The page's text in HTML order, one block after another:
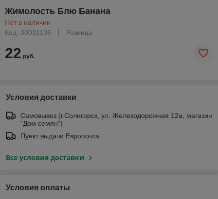
Жимолость Блю Банана
Нет в наличии
Код: 00031136
Розница
22 руб.
Условия доставки
Самовывоз (г.Солигорск, ул. Железодорожная 12а, магазин
"Дом семян")
Пункт выдачи Европочта
Все условия доставки
Условия оплаты